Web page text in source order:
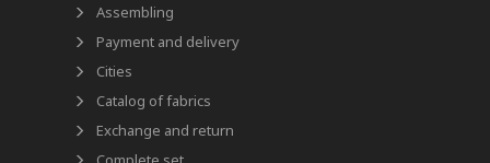
Assembling
Payment and delivery
Cities
Catalog of fabrics
Exchange and return